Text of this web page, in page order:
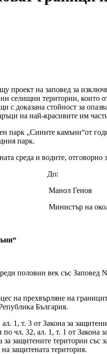
проект на заповед за
селищни територии, които
с доказана стойност за
на най-красивите им
парк „Сините камъни“от
парк.
среда и водите, отговорно
До:
Генов
на околната
половин век със
на прехвърляне на
България.
1, т. 3 от Закона за
чл. 32, ал. 1, т. 1 от Закона
защитените територии
защитената територия.